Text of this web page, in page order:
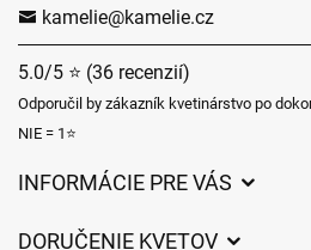
kamelie@kamelie.cz
5.0/5 ⭐ (36 recenzií)
Odporučil by zákazník kvetinárstvo po
NIE = 1⭐
INFORMÁCIE PRE VÁS
DORUČENIE KVETOV